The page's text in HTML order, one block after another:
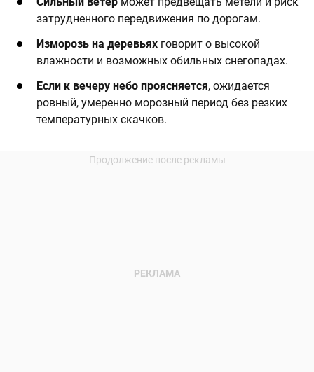
затрудненного передвижения по дорогам.
Изморозь на деревьях говорит о высокой
влажности и возможных обильных снегопадах.
Если к вечеру небо проясняется, ожидается
ровный, умеренно морозный период без резких
температурных скачков.